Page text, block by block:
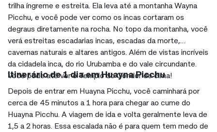
trilha íngreme e estreita. Ela leva até a montanha Wayna
Picchu, e você pode ver como os incas cortaram os
degraus diretamente na rocha. No topo da montanha, você
verá estreitas escadarias incas, escadas da morte,
cavernas naturais e altares antigos. Além de vistas incríveis
da cidadela inca, do rio Urubamba e do vale circundante.
Você pode até ver o Templo do Condor de cima!
Itinerário de 1 dia em Huayna Picchu
Depois de entrar em Huayna Picchu, você caminhará por
cerca de 45 minutos a 1 hora para chegar ao cume do
Huayna Picchu. A viagem de ida e volta geralmente leva de
1,5 a 2 horas. Essa escalada não é para quem tem medo de